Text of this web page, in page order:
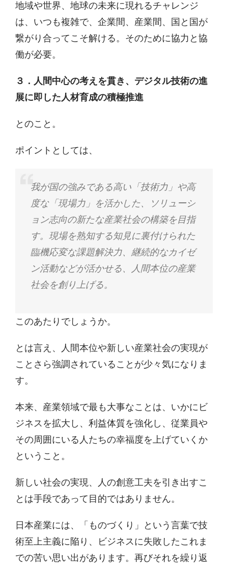
地域や世界、地球の未来に現れるチャレンジ
は、いつも複雑で、企業間、産業間、国と国が
繋がり合ってこそ解ける。そのために協力と協
働が必要。
３．人間中心の考えを貫き、デジタル技術の進
展に即した人材育成の積極推進
とのこと。
ポイントとしては、
我が国の強みである高い「技術力」や高
度な「現場力」を活かした、ソリューシ
ョン志向の新たな産業社会の構築を目指
す。現場を熟知する知見に裏付けられた
臨機応変な課題解決力、継続的なカイゼ
ン活動などが活かせる、人間本位の産業
社会を創り上げる。
このあたりでしょうか。
とは言え、人間本位や新しい産業社会の実現が
ことさら強調されていることが少々気になりま
す。
本来、産業領域で最も大事なことは、いかにビ
ジネスを拡大し、利益体質を強化し、従業員や
その周囲にいる人たちの幸福度を上げていくか
ということ。
新しい社会の実現、人の創意工夫を引き出すこ
とは手段であって目的ではありません。
日本産業には、「ものづくり」という言葉で技
術至上主義に陥り、ビジネスに失敗したこれま
での苦い思い出があります。再びそれを繰り返